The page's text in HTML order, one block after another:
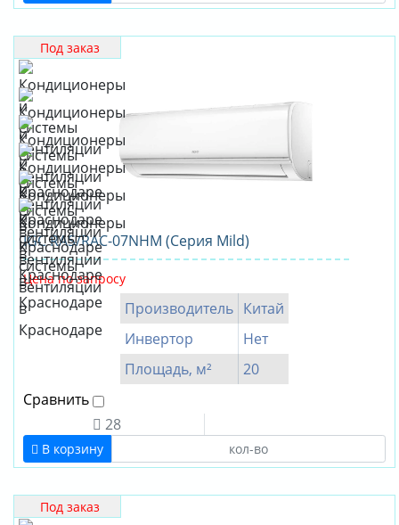
Под заказ
IGC RAS/RAC-07NHM (Серия Mild)
Цена по запросу
Производитель Китай
Инвертор
Нет
Площадь, м²
20
Сравнить
28
В корзину
Под заказ